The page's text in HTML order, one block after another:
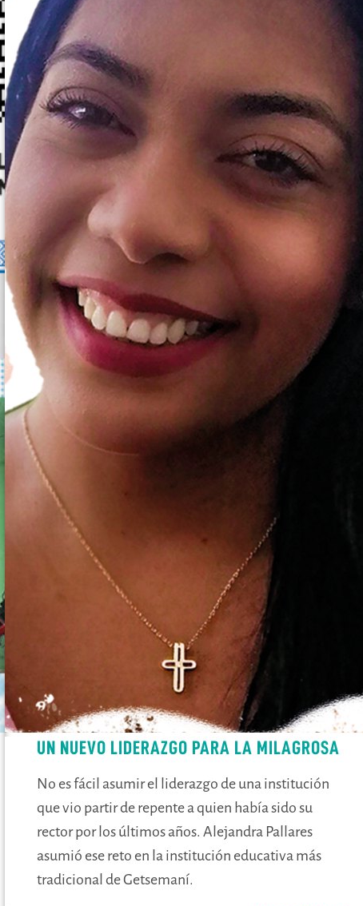
UN NUEVO LIDERAZGO PARA LA MILAGROSA
No es fácil asumir el liderazgo de una institución
que vio partir de repente a quien había sido su
rector por los últimos años. Alejandra Pallares
asumió ese reto en la institución educativa más
tradicional de Getsemaní.